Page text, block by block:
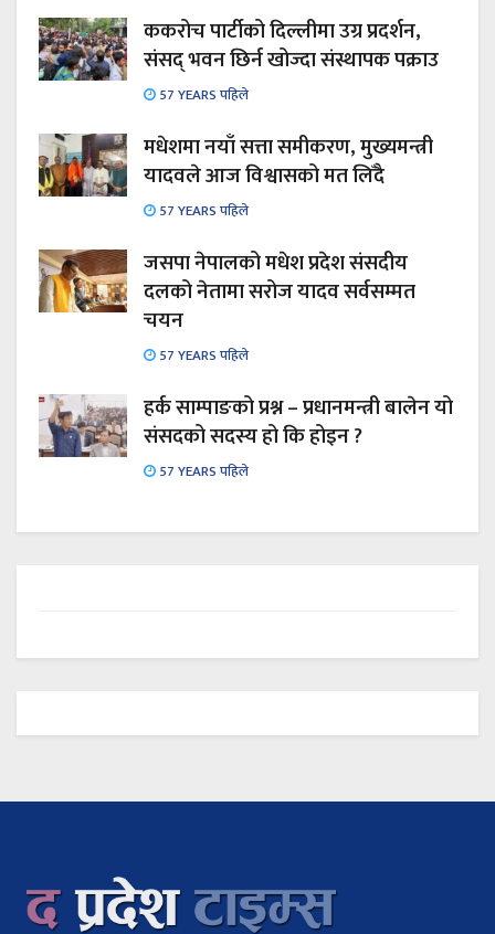
ककरोच पार्टीको दिल्लीमा उग्र प्रदर्शन,
संसद् भवन छिर्न खोज्दा संस्थापक पक्राउ
57 YEARS पहिले
मधेशमा नयाँ सत्ता समीकरण, मुख्यमन्त्री
यादवले आज विश्वासको मत लिँदै
57 YEARS पहिले
जसपा नेपालको मधेश प्रदेश संसदीय
दलको नेतामा सरोज यादव सर्वसम्मत
चयन
57 YEARS पहिले
हर्क साम्पाङको प्रश्न – प्रधानमन्त्री बालेन यो
संसदको सदस्य हो कि होइन ?
57 YEARS पहिले